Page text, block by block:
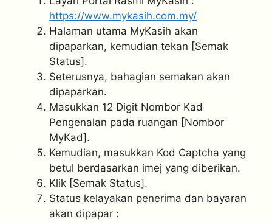
https://www.mykasih.com.my/
Halaman utama MyKasih akan
dipaparkan, kemudian tekan [Semak
Status].
Seterusnya, bahagian semakan akan
dipaparkan.
Masukkan 12 Digit Nombor Kad
Pengenalan pada ruangan [Nombor
MyKad].
Kemudian, masukkan Kod Captcha yang
betul berdasarkan imej yang diberikan.
Klik [Semak Status].
Status kelayakan penerima dan bayaran
akan dipapar :